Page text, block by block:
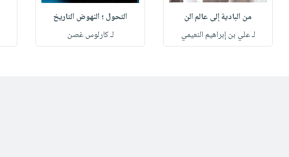
من البادية إلى عالم الن
لـ علي بن إبراهيم النعيمي
التحول ؛ النهوض التاريخ
لـ كارلوس غصن